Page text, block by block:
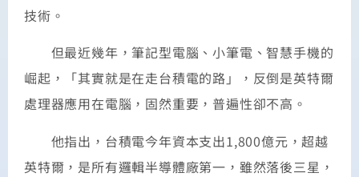
技術。
但最近幾年，筆記型電腦、小筆電、智慧手機的
崛起，「其實就是在走台積電的路」，反倒是英特爾
處理器應用在電腦，固然重要，普遍性卻不高。
他指出，台積電今年資本支出1,800億元，超越
英特爾，是所有邏輯半導體廠第一，雖然落後三星，